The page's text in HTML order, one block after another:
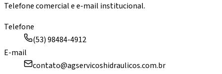
Telefone comercial e e-mail institucional.
Telefone
(53) 98484-4912
E-mail
contato@agservicoshidraulicos.com.br